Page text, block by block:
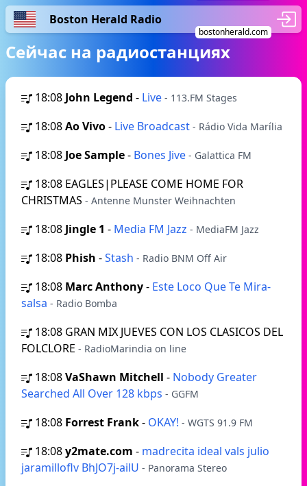
Boston Herald Radio
bostonherald.com
Сейчас на радиостанциях
18:08 John Legend - Live - 113.FM Stages
18:08Ao Vivo- Live Broadcast - Rádio Vida Marília
18:08 Joe Sample- Bones Jive - Galattica FM
18:08 EAGLES|PLEASE COME HOME FOR
CHRISTMAS - Antenne Munster Weihnachten
18:08 Jingle 1 - Media FM Jazz - MediaFM Jazz
18:08 Phish -Stash - Radio BNM Off Air
18:08 Marc Anthony- Este Loco Que Te Mira-
salsa - Radio Bomba
18:08 GRAN MIX JUEVES CON LOS CLASICOS DEL
FOLCLORE - RadioMarindia on line
18:08VaShawn Mitchell - Nobody Greater
Searched All Over 128 kbps - GGFM
18:08 Forrest Frank- OKAY! - WGTS 91.9 FM
18:08y2mate.com - madrecita ideal vals julio
jaramilloflv BhJO7j-ailU - Panorama Stereo